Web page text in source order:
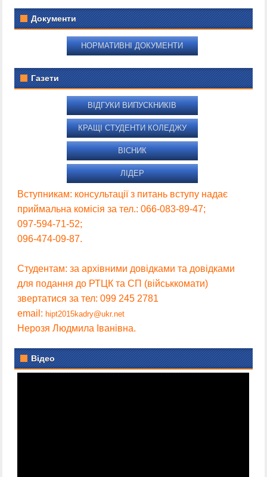
Документи
НОРМАТИВНІ ДОКУМЕНТИ
Газети
ВІДГУКИ ВИПУСКНИКІВ
КРАЩІ СТУДЕНТИ КОЛЕДЖУ
ВІСНИК
ЛІДЕР
Вступникам: консультації з питань вступу надає
приймальна комісія за тел.: 066-083-89-47;
097-594-71-52;
096-474-09-87.
Студентам: за архівними довідками та довідками
для подання до РТЦК та СП (військкомати)
звертатися за тел: 099 245 2781
email:hipt2015kadry@ukr.net
Нерозя Людмила Іванівна.
Відео